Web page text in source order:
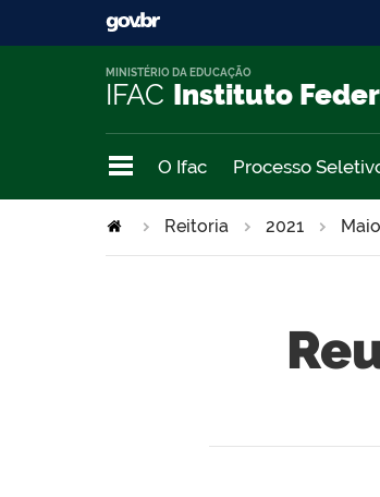
IFAC Instituto
MINISTÉRIO DA EDUCAÇÃO
O Ifac Processo
Reitoria 2021 Maio